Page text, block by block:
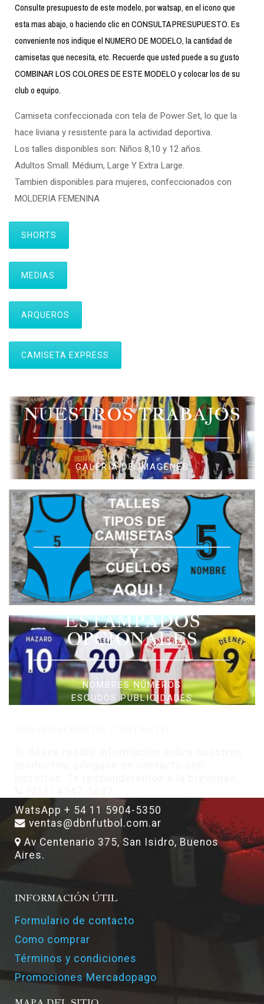
Consulte presupuesto de este modelo, por watsap, en el icono que
esta mas abajo, o haciendo clic en CONSULTA PRESUPUESTO. Es
conveniente nos indique el NUMERO DE MODELO, la cantidad de
camisetas que necesita, etc. Recuerde que usted puede a su gusto
COMBINAR LOS COLORES DE ESTE MODELO y colocar los de su
club o equipo.
Camiseta confeccionada con tela de Power Set, lo que la
hace liviana y resistente para la actividad deportiva.
Los talles disponibles son: Niños 8,10 y 12 años.
Adultos Small. Médium, Large Y Extra Large.
Tambien disponibles para mujeres, confeccionados con
MOLDERIA FEMENINA
SHORTS
MEDIAS
ARQUEROS
CAMISETA EXPRESS
NUESTROS TRABAJOS
GALERIA DE IMAGENES
ESTAMPADOS
OPCIONALES
NOMBRES NÚMEROS
ESCUDOS PUBLICIDADES
WatsApp + 54 11 5904-5350
ventas@dbnfutbol.com.ar
Av Centenario 375, San Isidro, Buenos
Aires.
INFORMACIÓN ÚTIL
Formulario de contacto
Como comprar
Términos y condiciones
Promociones Mercadopago